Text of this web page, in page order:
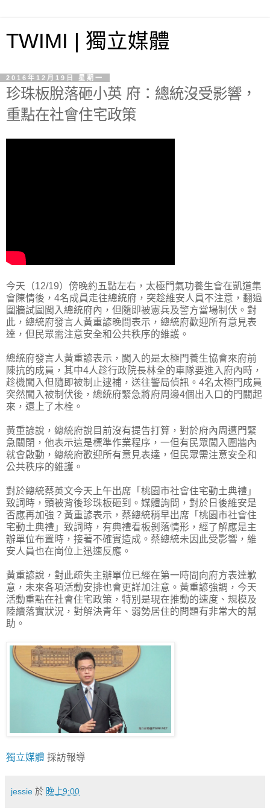
TWIMI | 獨立媒體
2016年12月19日 星期一
珍珠板脫落砸小英 府：總統沒受影響，
重點在社會住宅政策
今天（12/19）傍晚約五點左右，太極門氣功養生會在凱道集
會陳情後，4名成員走往總統府，突趁維安人員不注意，翻過
圍牆試圖闖入總統府內，但隨即被憲兵及警方當場制伏。對
此，總統府發言人黃重諺晚間表示，總統府歡迎所有意見表
達，但民眾需注意安全和公共秩序的維護。
總統府發言人黃重諺表示，闖入的是太極門養生協會來府前
陳抗的成員，其中4人趁行政院長林全的車隊要進入府內時，
趁機闖入但隨即被制止逮補，送往警局偵訊。4名太極門成員
突然闖入被制伏後，總統府緊急將府周邊4個出入口的門關起
來，還上了木栓。
黃重諺說，總統府說目前沒有提告打算，對於府內周遭門緊
急關閉，他表示這是標準作業程序，一但有民眾闖入圍牆內
就會啟動，總統府歡迎所有意見表達，但民眾需注意安全和
公共秩序的維護。
對於總統蔡英文今天上午出席「桃園市社會住宅動土典禮」
致詞時，頭被背後珍珠板砸到。媒體詢問，對於日後維安是
否應再加強？黃重諺表示，蔡總統稍早出席「桃園市社會住
宅動土典禮」致詞時，有典禮看板剝落情形，經了解應是主
辦單位布置時，接著不確實造成。蔡總統未因此受影響，維
安人員也在崗位上迅速反應。
黃重諺說，對此疏失主辦單位已經在第一時間向府方表達歉
意，未來各項活動安排也會更詳加注意。黃重諺強調，今天
活動重點在社會住宅政策，特別是現在推動的速度、規模及
陸續落實狀況，對解決青年、弱勢居住的問題有非常大的幫
助。
獨立媒體 採訪報導
jessie 於 晚上9:00